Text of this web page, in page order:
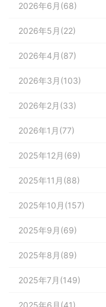
2026年6月(68)
2026年5月(22)
2026年4月(87)
2026年3月(103)
2026年2月(33)
2026年1月(77)
2025年12月(69)
2025年11月(88)
2025年10月(157)
2025年9月(69)
2025年8月(89)
2025年7月(149)
2025年6月(41)